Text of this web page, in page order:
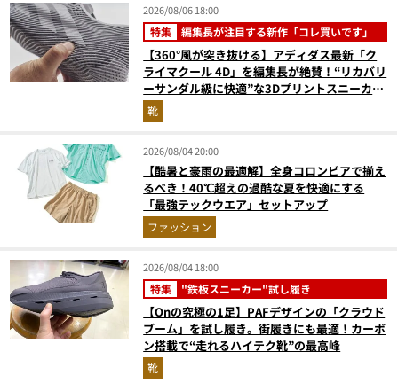
2026/08/06 18:00
特集 編集長が注目する新作「コレ買いです」
【360°風が突き抜ける】アディダス最新「ク
ライマクール 4D」を編集長が絶賛！“リカバリ
ーサンダル級に快適”な3Dプリントスニーカー
『コレ買いです』Vol.173
靴
2026/08/04 20:00
【酷暑と豪雨の最適解】全身コロンビアで揃え
るべき！40℃超えの過酷な夏を快適にする
「最強テックウエア」セットアップ
ファッション
2026/08/04 18:00
特集 "鉄板スニーカー"試し履き
【Onの究極の1足】PAFデザインの「クラウド
ブーム」を試し履き。街履きにも最適！カーボ
ン搭載で“走れるハイテク靴”の最高峰
靴